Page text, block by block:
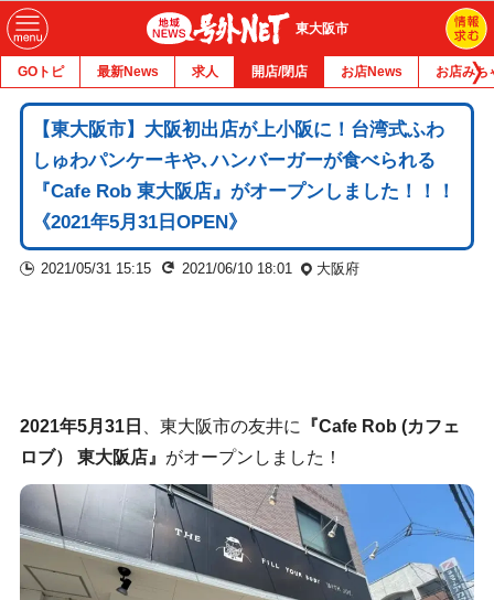
東大阪市
GOトピ 最新News 求人 開店/閉店 お店News お店みち
【東大阪市】大阪初出店が上小阪に！台湾式ふわ
しゅわパンケーキや､ハンバーガーが食べられる
『Cafe Rob 東大阪店』がオープンしました！！！
《2021年5月31日OPEN》
2021/05/31 15:15 2021/06/10 18:01 大阪府
2021年5月31日 、東大阪市の友井に
『Cafe Rob (カフェ
ロブ） 東大阪店』 がオープンしました！